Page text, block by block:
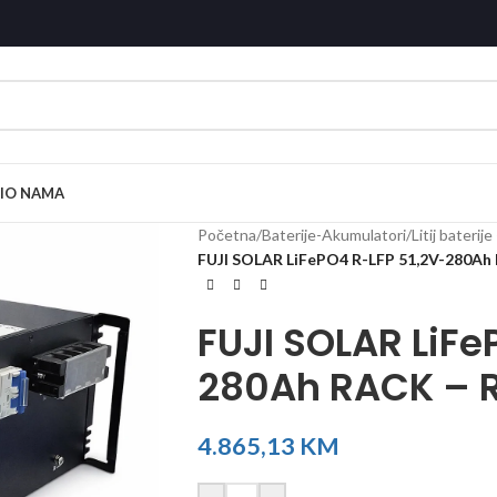
O NAMA
Početna/Baterije-Akumulatori/Litij baterije
FUJI SOLAR LiFePO4 R-LFP 51,2V-280Ah
FUJI SOLAR
280Ah RACK –
4.865,13 KM